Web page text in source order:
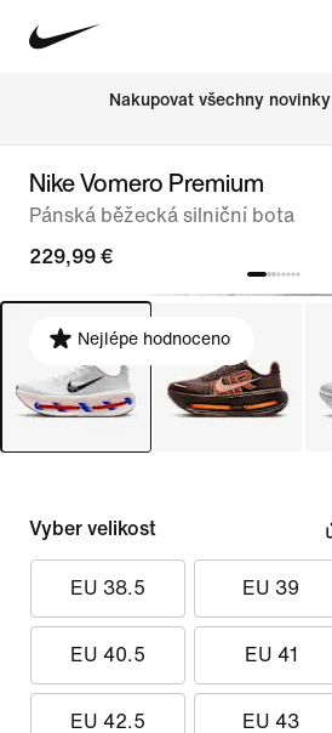
Nakupovat všechny novinky
Nike Vomero Premium
Pánská běžecká silniční bota
229,99 €
Nejlépe hodnoceno
Vyber velikost
EU 38.5 EU 39
EU 40.5 EU 41
EU 42.5 EU 43